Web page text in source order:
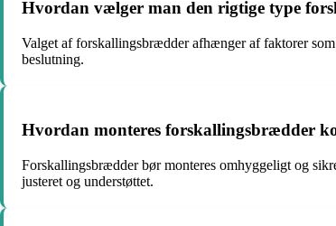
Hvordan vælger man den rigtige type
Valget af forskallingsbrædder afhænger af faktorer
beslutning.
Hvordan monteres forskallingsbrædder
Forskallingsbrædder bør monteres omhyggeligt og
justeret og understøttet.